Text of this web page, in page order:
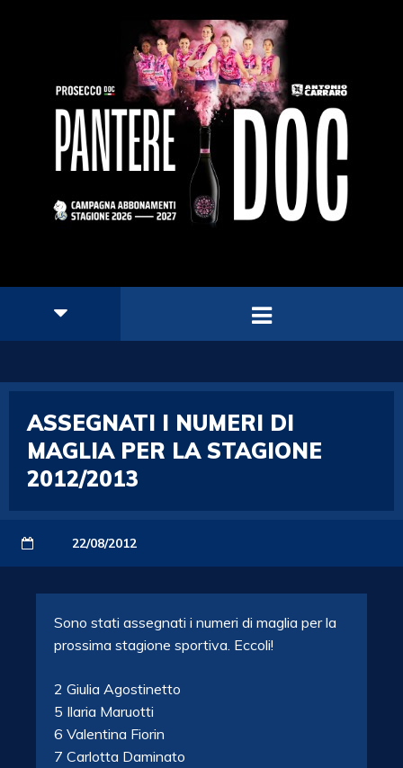
ASSEGNATI I NUMERI DI
MAGLIA PER LA STAGIONE
2012/2013
22/08/2012
Sono stati assegnati i numeri di maglia per la
prossima stagione sportiva. Eccoli!
2 Giulia Agostinetto
5 Ilaria Maruotti
6 Valentina Fiorin
7 Carlotta Daminato